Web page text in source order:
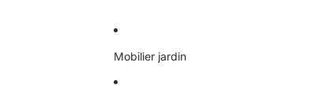
Mobilier jardin